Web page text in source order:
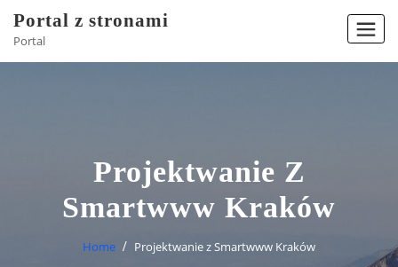
content
Portal z stronami
Portal
Projektwanie Z
Smartwww Kraków
Home Projektwanie z Smartwww Kraków